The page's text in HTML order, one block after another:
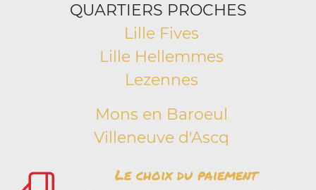
QUARTIERS PROCHES
Lille Fives
Lille Hellemmes
Lezennes
Mons en Baroeul
Villeneuve d'Ascq
Le choix du paiement